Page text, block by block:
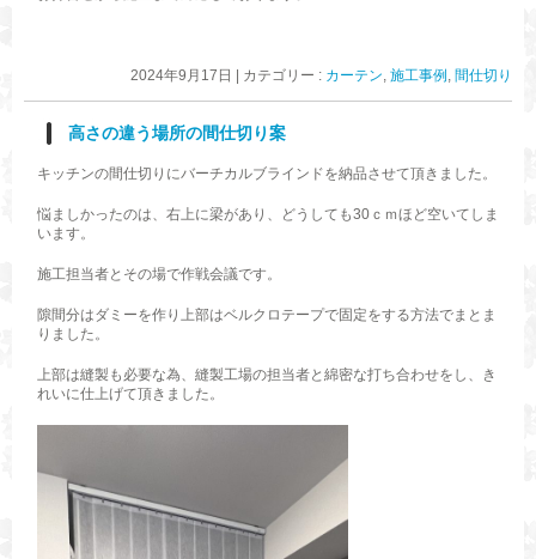
2024年9月17日 | カテゴリー : カーテン 施工事例 間仕切り
高さの違う場所の間仕切り案
キッチンの間仕切りにバーチカルブラインドを納品させて頂きました。
悩ましかったのは、右上に梁があり、どうしても30ｃｍほど空いてしま
います。
施工担当者とその場で作戦会議です。
隙間分はダミーを作り上部はベルクロテープで固定をする方法でまとま
りました。
上部は縫製も必要な為、縫製工場の担当者と綿密な打ち合わせをし、き
れいに仕上げて頂きました。